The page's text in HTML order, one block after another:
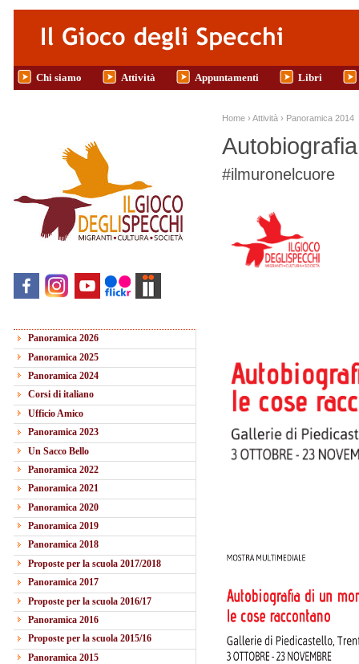
Salta al contenuto principale
Chi siamo Attività Appuntamenti Libri
Panoramica 2026
Panoramica 2025
Panoramica 2024
Corsi di italiano
Ufficio Amico
Panoramica 2023
Un Sacco Bello
Panoramica 2022
Panoramica 2021
Panoramica 2020
Panoramica 2019
Panoramica 2018
Proposte per la scuola 2017/2018
Panoramica 2017
Proposte per la scuola 2016/17
Panoramica 2016
Proposte per la scuola 2015/16
Panoramica 2015
Tu sei qui
Home › Attività › Panoramica 2014
#ilmuronelcuore